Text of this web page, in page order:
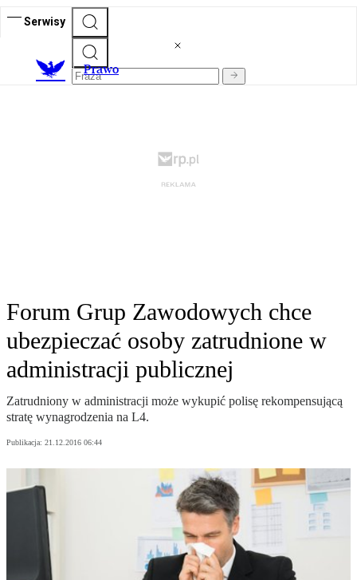
Serwisy
Prawo
Forum Grup Zawodowych chce
ubezpieczać osoby zatrudnione w
administracji publicznej
Zatrudniony w administracji może wykupić polisę rekompensującą
stratę wynagrodzenia na L4.
Publikacja: 21.12.2016 06:44